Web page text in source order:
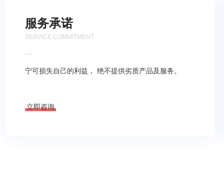
服务承诺
SERVICE COMMITMENT
宁可损失自己的利益， 绝不提供劣质产品及服务。
立即咨询